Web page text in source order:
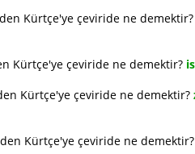
Kürtçe'ye çeviride ne demektir?
Kürtçe'ye çeviride ne demektir?
Kürtçe'ye çeviride ne demektir?
Kürtçe'ye çeviride ne demektir?